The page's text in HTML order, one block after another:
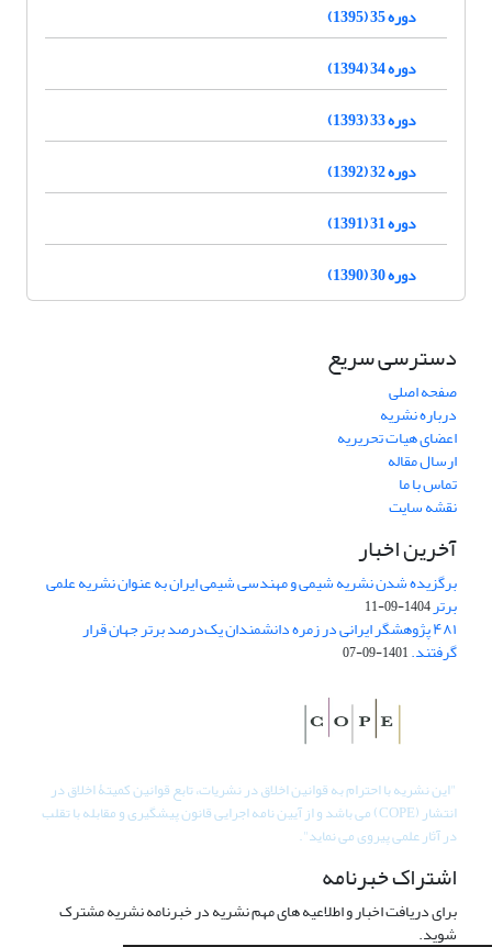
دوره 35 (1395)
دوره 34 (1394)
دوره 33 (1393)
دوره 32 (1392)
دوره 31 (1391)
دوره 30 (1390)
دسترسی سریع
صفحه اصلی
درباره نشریه
اعضای هیات تحریریه
ارسال مقاله
تماس با ما
نقشه سایت
آخرین اخبار
برگزیده شدن نشریه شیمی و مهندسی شیمی ایران به عنوان نشریه علمی
برتر1404-09-11
۴۸۱ پژوهشگر ایرانی در زمره دانشمندان یک‌درصد برتر جهان قرار
گرفتند.1401-09-07
"این نشریه با احترام به قوانین اخلاق در نشریات، تابع قوانین کمیتۀ اخلاق در
انتشار (COPE) می باشد و از آیین نامه اجرایی قانون پیشگیری و مقابله با تقلب
در آثار علمی پیروی می نماید".
اشتراک خبرنامه
برای دریافت اخبار و اطلاعیه های مهم نشریه در خبرنامه نشریه مشترک
شوید.